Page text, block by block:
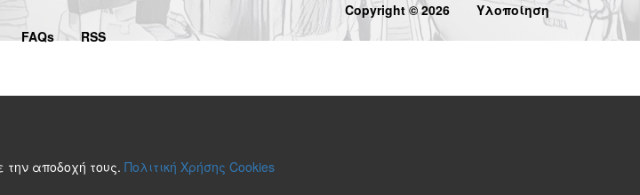
FAQs RSS
Copyright © 2026 Υλοποίηση
την αποδοχή τους. Πολιτική Χρήσης Cookies